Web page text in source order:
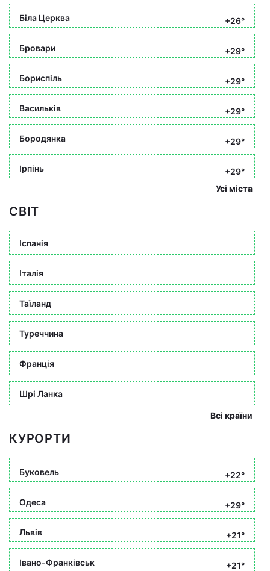
Біла Церква +26°
Бровари +29°
Бориспіль +29°
Васильків +29°
Бородянка +29°
Ірпінь
+29°
Усі міста
СВІТ
Іспанія
Італія
Таїланд
Туреччина
Франція
Шрі Ланка
Всі країни
КУРОРТИ
Буковель +22°
Одеса +29°
Львів +21°
Івано-Франківськ +21°